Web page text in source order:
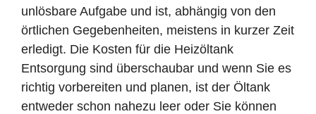
unlösbare Aufgabe und ist, abhängig von den
örtlichen Gegebenheiten, meistens in kurzer Zeit
erledigt. Die Kosten für die Heizöltank
Entsorgung sind überschaubar und wenn Sie es
richtig vorbereiten und planen, ist der Öltank
entweder schon nahezu leer oder Sie können